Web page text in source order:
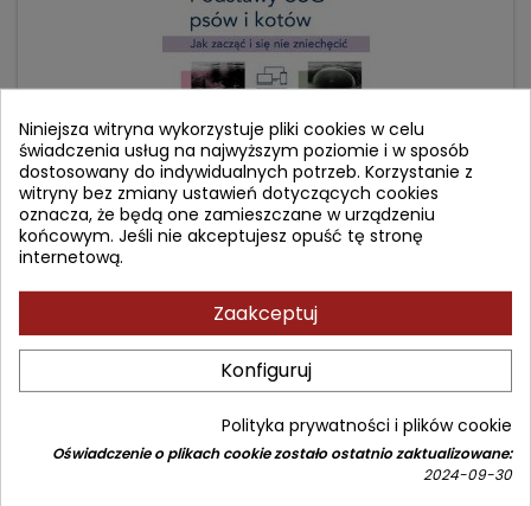
PODSTAWY USG PSÓW I KOTÓW. JAK ZACZĄĆ I SIĘ NIE
Autor: Wojciech Borawski
(0)
Cena
74,90 złCena
podstawowa
89,00 zł
Dodaj do koszyka
Niniejsza witryna wykorzystuje pliki cookies w celu
świadczenia usług na najwyższym poziomie i w sposób
dostosowany do indywidualnych potrzeb. Korzystanie z
witryny bez zmiany ustawień dotyczących cookies
oznacza, że będą one zamieszczane w urządzeniu
końcowym. Jeśli nie akceptujesz opuść tę stronę
internetową.
Zaakceptuj
Konfiguruj
Polityka prywatności i plików cookie
Oświadczenie o plikach cookie zostało ostatnio zaktualizowane:
2024-09-30